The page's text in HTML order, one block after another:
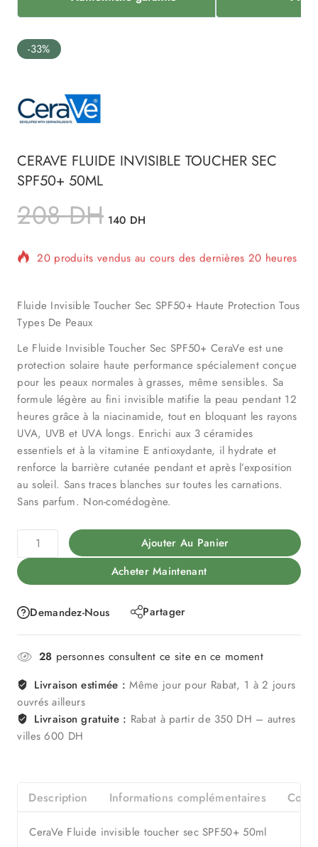
-33%
CERAVE FLUIDE INVISIBLE TOUCHER SEC
SPF50+ 50ML
208DH 140 DH
20 produits vendus au cours des dernières 20 heures
Vente rapide ! Plus de 18 personnes ont dans leur
panier
Fluide Invisible Toucher Sec SPF50+ Haute Protection Tous
Types De Peaux
Le Fluide Invisible Toucher Sec SPF50+ CeraVe est une
protection solaire haute performance spécialement conçue
pour les peaux normales à grasses, même sensibles. Sa
formule légère au fini invisible matifie la peau pendant 12
heures grâce à la niacinamide, tout en bloquant les rayons
UVA, UVB et UVA longs. Enrichi aux 3 céramides
essentiels et à la vitamine E antioxydante, il hydrate et
renforce la barrière cutanée pendant et après l’exposition
au soleil. Sans traces blanches sur toutes les carnations.
Sans parfum. Non-comédogène.
Ajouter Au Panier
Acheter Maintenant
Demandez-Nous Partager
28 personnes consultent ce site en ce moment
Livraison estimée : Même jour pour Rabat, 1 à 2 jours
ouvrés ailleurs
Livraison gratuite : Rabat à partir de 350 DH – autres
villes 600 DH
Description Informations complémentaires
CeraVe Fluide invisible toucher sec SPF50+ 50ml